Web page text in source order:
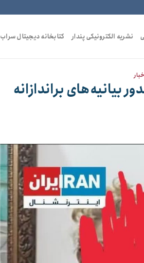
نشریه الکترونیکی پندار کتابخانه دیجیتال سراب
بیانیه‌های براندازانه